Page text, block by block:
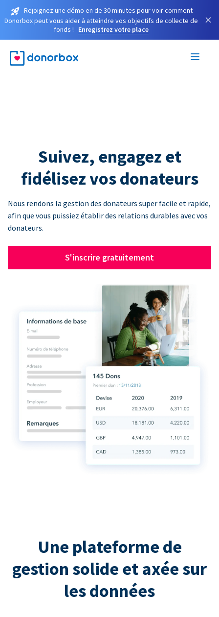
Rejoignez une démo en de 30 minutes pour voir comment
Donorbox peut vous aider à atteindre vos objectifs de collecte de
fonds !
Enregistrez votre place
×
Suivez, engagez et
fidélisez vos donateurs
Nous rendons la gestion des donateurs super facile et rapide,
afin que vous puissiez établir des relations durables avec vos
donateurs.
S'inscrire gratuitement
Une plateforme de
gestion solide et axée sur
les données